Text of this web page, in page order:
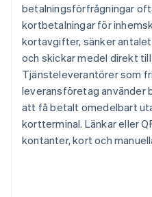
betalningsförfrågningar
kortbetalningar för
kortavgifter, sänker
och skickar medel direkt
Tjänsteleverantörer som
leveransföretag använder
att få betalt omedelbart
kortterminal. Länkar eller
kontanter, kort och